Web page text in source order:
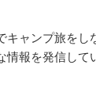
キャンプ旅をし
報を発信して